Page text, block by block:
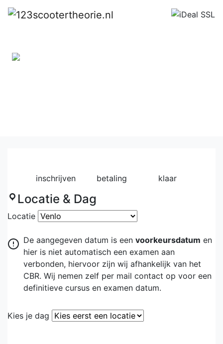
inschrijven betaling klaar
Locatie & Dag
Locatie
De aangegeven datum is een voorkeursdatum en
hier is niet automatisch een examen aan
verbonden, hiervoor zijn wij afhankelijk van het
CBR. Wij nemen zelf per mail contact op voor een
definitieve cursus en examen datum.
Kies je dag